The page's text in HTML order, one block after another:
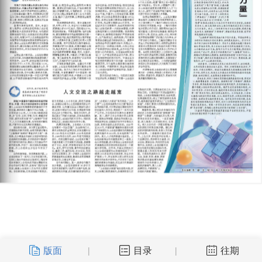
版面 | 目录 | 往期